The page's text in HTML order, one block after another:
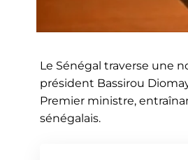
Le Sénégal traverse une
président Bassirou
Premier ministre,
sénégalais.